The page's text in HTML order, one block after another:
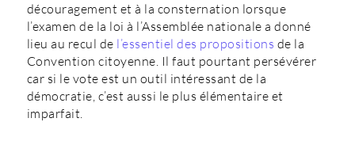
découragement et à la consternation lorsque
l’examen de la loi à l’Assemblée nationale a donné
lieu au recul de l’essentiel des propositions de la
Convention citoyenne. Il faut pourtant persévérer
car si le vote est un outil intéressant de la
démocratie, c’est aussi le plus élémentaire et
imparfait.